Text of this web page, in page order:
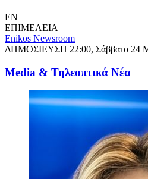
EN
ΕΠΙΜΕΛΕΙΑ
Enikos Newsroom
ΔΗΜΟΣΙΕΥΣΗ 22:00, Σάββατο 24
Media & Τηλεοπτικά Νέα